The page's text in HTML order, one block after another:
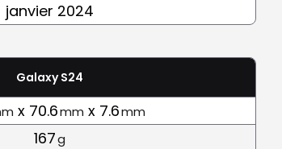
janvier 2024
Galaxy S24
x 70.6mm x 7.6mm
167g